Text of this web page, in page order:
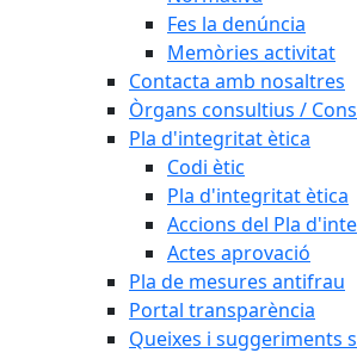
Fes la denúncia
Memòries activitat
Contacta amb nosaltres
Òrgans consultius /
Pla d'integritat ètica
Codi ètic
Pla d'integritat ètica
Accions del Pla
Actes aprovació
Pla de mesures antifrau
Portal transparència
Queixes i suggeriments